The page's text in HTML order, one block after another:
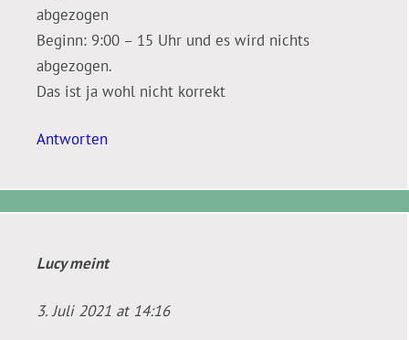
abgezogen
Beginn: 9:00 – 15 Uhr und es wird nichts
abgezogen.
Das ist ja wohl nicht korrekt
Antworten
Lucymeint
3. Juli 2021 at 14:16